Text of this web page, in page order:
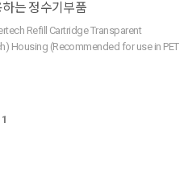
는 정수기부품
Refill Cartridge Transparent
Housing (Recommended for use in PET
1